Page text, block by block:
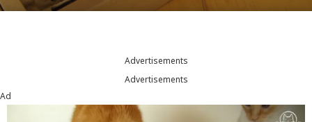
Advertisements
Advertisements
Ad